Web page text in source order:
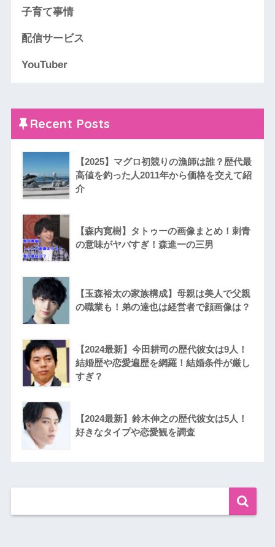
子育て事情
配信サービス
YouTuber
Recent Posts
【2025】マグロ初競りの漁師は誰？歴代最
高値を釣った人2011年から価格を交えて紹
介
【森内寛樹】タトゥーの画像まとめ！刺青
の意味がヤバすぎ！森進一の三男
【玉森裕太の家族構成】母親は美人で父親
の職業も！弟の達也は経営者で顔画像は？
【2024最新】今田耕司の歴代彼女は9人！
結婚歴や恋愛遍歴を網羅！結婚条件が厳し
すぎ？
【2024最新】鈴木伸之の歴代彼女は5人！
好きなタイプや恋愛観を調査